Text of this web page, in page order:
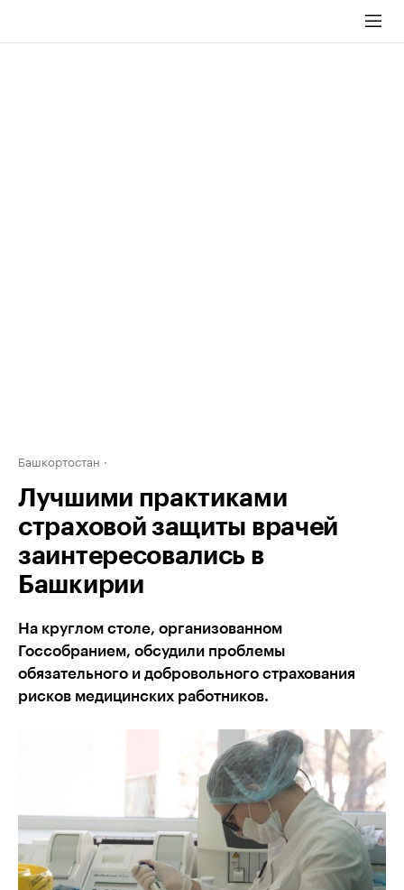
Башкортостан
Лучшими практиками
страховой защиты врачей
заинтересовались в
Башкирии
На круглом столе, организованном
Госсобранием, обсудили проблемы
обязательного и добровольного страхования
рисков медицинских работников.